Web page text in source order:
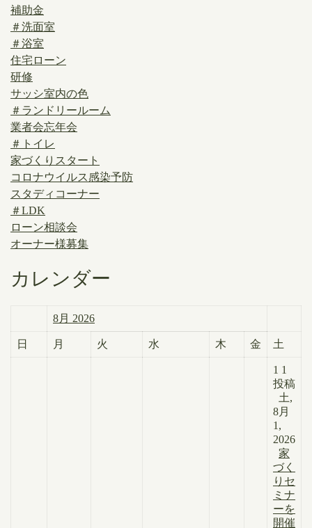
補助金
＃洗面室
＃浴室
住宅ローン
研修
サッシ室内の色
＃ランドリールーム
業者会忘年会
＃トイレ
家づくりスタート
コロナウイルス感染予防
スタディコーナー
＃LDK
ローン相談会
オーナー様募集
カレンダー
8月 2026
日 月 火 水 木 金 土
1 1
投稿
土,
8月
1,
2026
家
づく
りセ
ミナ
ーを
開催